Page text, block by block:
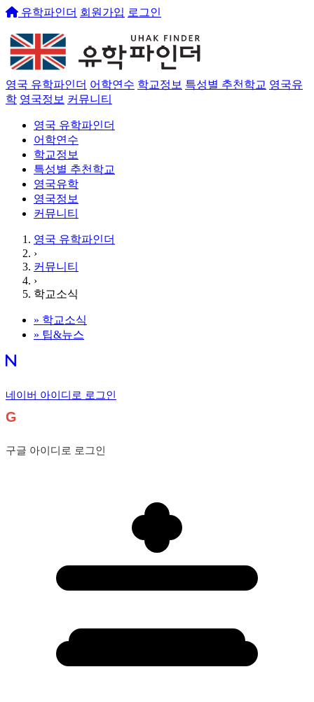
유학파인더 회원가입 로그인
영국 유학파인더 어학연수 학교정보 특성별 추천학교 영국유
학 영국정보 커뮤니티
영국 유학파인더
어학연수
학교정보
특성별 추천학교
영국유학
영국정보
커뮤니티
영국 유학파인더
›
커뮤니티
›
학교소식
» 학교소식
» 팁&뉴스
네이버 아이디로 로그인
G
구글 아이디로 로그인